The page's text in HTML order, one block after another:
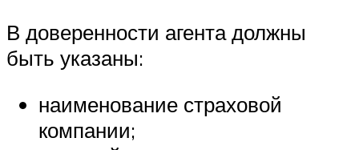
В доверенности агента должны
быть указаны:
наименование страховой
компании;